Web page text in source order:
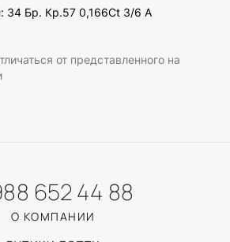
: 34 Бр. Кр.57 0,166Ct 3/6 А
от представленного на
652 44 88
О КОМПАНИИ